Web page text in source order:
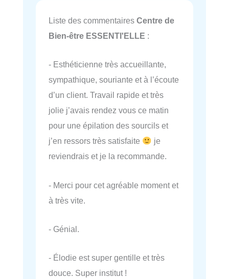
Liste des commentaires Centre de
Bien-être ESSENTI'ELLE :
- Esthéticienne très accueillante,
sympathique, souriante et à l’écoute
d’un client. Travail rapide et très
jolie j’avais rendez vous ce matin
pour une épilation des sourcils et
j’en ressors très satisfaite
je
reviendrais et je la recommande.
- Merci pour cet agréable moment et
à très vite.
- Génial.
- Élodie est super gentille et très
douce. Super institut !